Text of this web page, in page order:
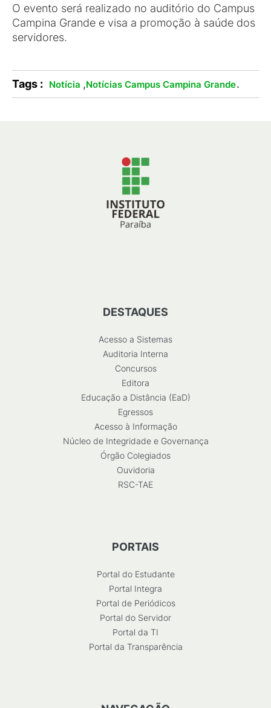
O evento será realizado no auditório do Campus
Campina Grande e visa a promoção à saúde dos
servidores.
Tags : Notícia ,Notícias Campus Campina Grande.
DESTAQUES
Acesso a Sistemas
Auditoria Interna
Concursos
Editora
Educação a Distância (EaD)
Egressos
Acesso à Informação
Núcleo de Integridade e Governança
Órgão Colegiados
Ouvidoria
RSC-TAE
PORTAIS
Portal do Estudante
Portal Integra
Portal de Periódicos
Portal do Servidor
Portal da TI
Portal da Transparência